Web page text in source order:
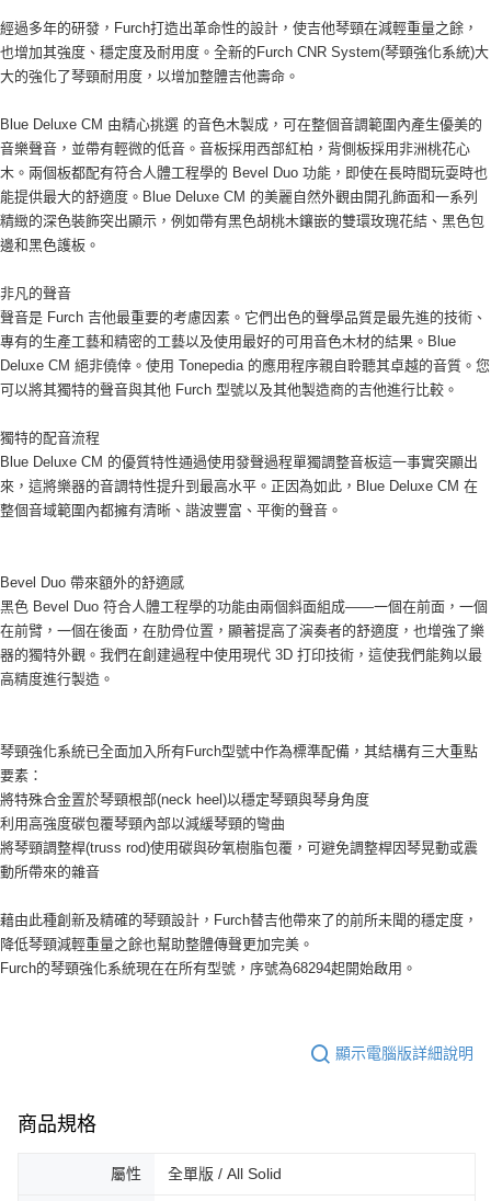
經過多年的研發，Furch打造出革命性的設計，使吉他琴頸在減輕重量之餘，
也增加其強度、穩定度及耐用度。全新的Furch CNR System(琴頸強化系統)大
大的強化了琴頸耐用度，以增加整體吉他壽命。
Blue Deluxe CM 由精心挑選 的音色木製成，可在整個音調範圍內產生優美的
音樂聲音，並帶有輕微的低音。音板採用西部紅柏，背側板採用非洲桃花心
木。兩個板都配有符合人體工程學的 Bevel Duo 功能，即使在長時間玩耍時也
能提供最大的舒適度。Blue Deluxe CM 的美麗自然外觀由開孔飾面和一系列
精緻的深色裝飾突出顯示，例如帶有黑色胡桃木鑲嵌的雙環玫瑰花結、黑色包
邊和黑色護板。
非凡的聲音
聲音是 Furch 吉他最重要的考慮因素。它們出色的聲學品質是最先進的技術、
專有的生產工藝和精密的工藝以及使用最好的可用音色木材的結果。Blue
Deluxe CM 絕非僥倖。使用 Tonepedia 的應用程序親自聆聽其卓越的音質。您
可以將其獨特的聲音與其他 Furch 型號以及其他製造商的吉他進行比較。
獨特的配音流程
Blue Deluxe CM 的優質特性通過使用發聲過程單獨調整音板這一事實突顯出
來，這將樂器的音調特性提升到最高水平。正因為如此，Blue Deluxe CM 在
整個音域範圍內都擁有清晰、諧波豐富、平衡的聲音。
Bevel Duo 帶來額外的舒適感
黑色 Bevel Duo 符合人體工程學的功能由兩個斜面組成——一個在前面，一個
在前臂，一個在後面，在肋骨位置，顯著提高了演奏者的舒適度，也增強了樂
器的獨特外觀。我們在創建過程中使用現代 3D 打印技術，這使我們能夠以最
高精度進行製造。
琴頸強化系統已全面加入所有Furch型號中作為標準配備，其結構有三大重點
要素：
將特殊合金置於琴頸根部(neck heel)以穩定琴頸與琴身角度
利用高強度碳包覆琴頸內部以減緩琴頸的彎曲
將琴頸調整桿(truss rod)使用碳與矽氧樹脂包覆，可避免調整桿因琴晃動或震
動所帶來的雜音
藉由此種創新及精確的琴頸設計，Furch替吉他帶來了的前所未聞的穩定度，
降低琴頸減輕重量之餘也幫助整體傳聲更加完美。
Furch的琴頸強化系統現在在所有型號，序號為68294起開始啟用。
顯示電腦版詳細說明
商品規格
屬性 全單版 / All Solid